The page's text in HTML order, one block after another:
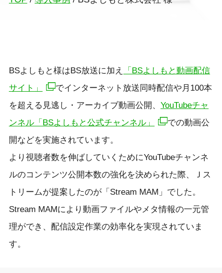
BSよしもと様はBS放送に加え
「BSよしもと動画配信
サイト」
でインターネット放送同時配信や月100本
を超える見逃し・アーカイブ動画公開、 YouTubeチャ
ンネル「BSよしもと公式チャンネル」
での動画公
開などを実施されています。
より視聴者数を伸ばしていくためにYouTubeチャンネ
ルのコンテンツ公開本数の強化を決められた際、Ｊス
トリームが提案したのが「Stream MAM」でした。
Stream MAMにより動画ファイルやメタ情報の一元管
理ができ、配信設定作業の効率化を実現されていま
す。